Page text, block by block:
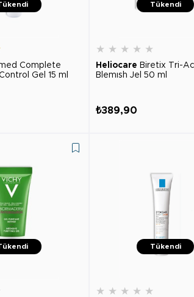
Complete
Gel 15 ml
Tükendi
★ ★ ★ ★ ★
Heliocare Biretix Tri-
Blemısh Jel 50 ml
₺389,90
Tükendi
★ ★ ★ ★ ★